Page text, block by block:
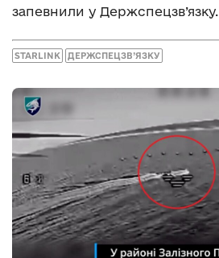
запевнили у Держспецзв’язку.
STARLINK ДЕРЖСПЕЦЗВ’ЯЗКУ